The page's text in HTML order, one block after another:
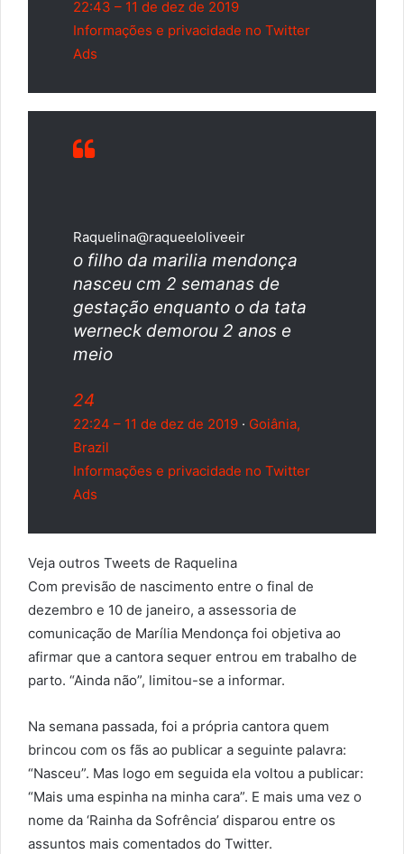
22:43 – 11 de dez de 2019
Informações e privacidade no Twitter
Ads
Raquelina@raqueeloliveeir
o filho da marilia mendonça
nasceu cm 2 semanas de
gestação enquanto o da tata
werneck demorou 2 anos e
meio
24
22:24 – 11 de dez de 2019 · Goiânia,
Brazil
Informações e privacidade no Twitter
Ads
Veja outros Tweets de Raquelina
Com previsão de nascimento entre o final de
dezembro e 10 de janeiro, a assessoria de
comunicação de Marília Mendonça foi objetiva ao
afirmar que a cantora sequer entrou em trabalho de
parto. “Ainda não”, limitou-se a informar.
Na semana passada, foi a própria cantora quem
brincou com os fãs ao publicar a seguinte palavra:
“Nasceu”. Mas logo em seguida ela voltou a publicar:
“Mais uma espinha na minha cara”. E mais uma vez o
nome da ‘Rainha da Sofrência’ disparou entre os
assuntos mais comentados do Twitter.